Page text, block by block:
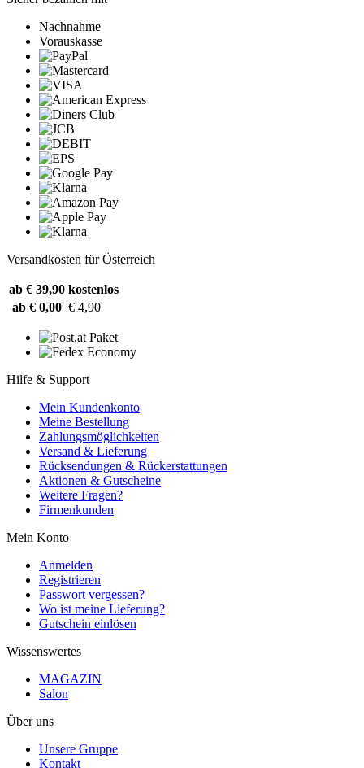
Nachnahme
Vorauskasse
Versandkosten für Österreich
ab € 39,90 kostenlos
ab € 0,00 € 4,90
Hilfe & Support
Mein Kundenkonto
Meine Bestellung
Zahlungsmöglichkeiten
Versand & Lieferung
Rücksendungen & Rückerstattungen
Aktionen & Gutscheine
Weitere Fragen?
Firmenkunden
Mein Konto
Anmelden
Registrieren
Passwort vergessen?
Wo ist meine Lieferung?
Gutschein einlösen
Wissenswertes
MAGAZIN
Salon
Über uns
Unsere Gruppe
Kontakt